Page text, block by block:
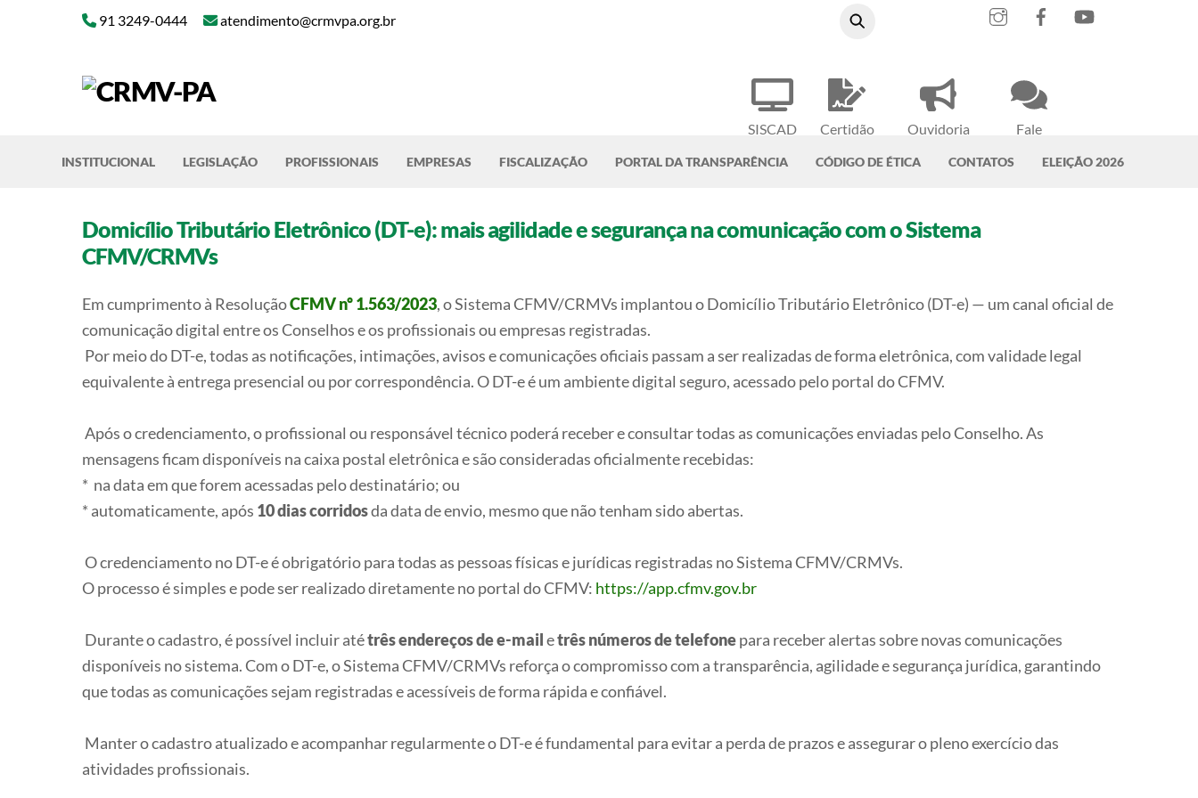
SISCAD
Certidão
Ouvidoria
Fale
91 3249-0444 atendimento@crmvpa.org.br
InstagramFacebook
INSTITUCIONAL LEGISLAÇÃO PROFISSIONAIS EMPRESAS FISCALIZAÇÃO PORTAL DA TRANSPARÊNCIA CÓDIGO DE ÉTICA CONTATOS ELEIÇÃO 2026
Domicílio Tributário Eletrônico (DT-e): mais agilidade e segurança na comunicação com o Sistema
CFMV/CRMVs
Em cumprimento à ResoluçãoCFMV nº 1.563/2023, o Sistema CFMV/CRMVs implantou o Domicílio Tributário Eletrônico (DT-e) — um canal oficial de
comunicação digital entre os Conselhos e os profissionais ou empresas registradas.
Por meio do DT-e, todas as notificações, intimações, avisos e comunicações oficiais passam a ser realizadas de forma eletrônica, com validade legal
equivalente à entrega presencial ou por correspondência. O DT-e é um ambiente digital seguro, acessado pelo portal do CFMV.
Após o credenciamento, o profissional ou responsável técnico poderá receber e consultar todas as comunicações enviadas pelo Conselho. As
mensagens ficam disponíveis na caixa postal eletrônica e são consideradas oficialmente recebidas:
* na data em que forem acessadas pelo destinatário; ou
* automaticamente, após 10 dias corridosda data de envio, mesmo que não tenham sido abertas.
O credenciamento no DT-e é obrigatório para todas as pessoas físicas e jurídicas registradas no Sistema CFMV/CRMVs.
O processo é simples e pode ser realizado diretamente no portal do CFMV: https://app.cfmv.gov.br
Durante o cadastro, é possível incluir atétrês endereços de e-mailetrês números de telefonepara receber alertas sobre novas comunicações
disponíveis no sistema. Com o DT-e, o Sistema CFMV/CRMVs reforça o compromisso com a transparência, agilidade e segurança jurídica, garantindo
que todas as comunicações sejam registradas e acessíveis de forma rápida e confiável.
Manter o cadastro atualizado e acompanhar regularmente o DT-e é fundamental para evitar a perda de prazos e assegurar o pleno exercício das
atividades profissionais.